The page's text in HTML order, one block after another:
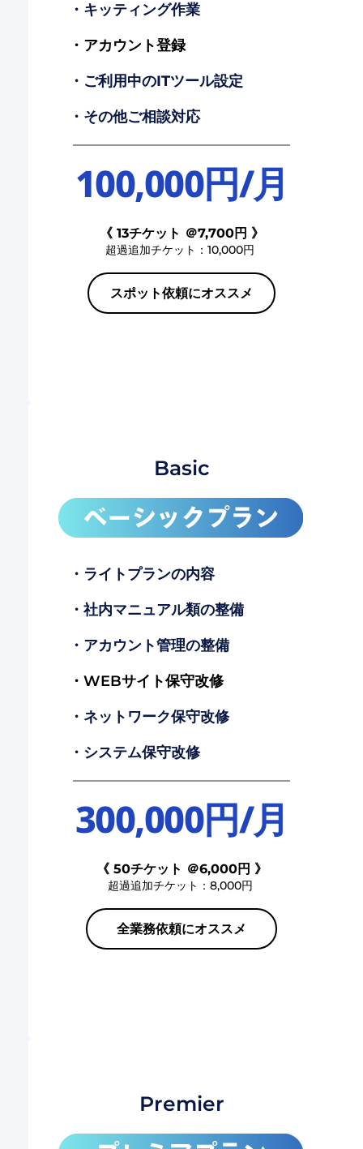
・キッティング作業
・アカウント登録
・ご利用中のITツール設定
・その他ご相談対応
100,000円/月
《 13チケット ＠7,700円 》
超過追加チケット：10,000円
スポット依頼にオススメ
Basic
・ライトプランの内容
・社内マニュアル類の整備
・アカウント管理の整備
・WEBサイト保守改修
・ネットワーク保守改修
・システム保守改修
300,000円/月
《 50チケット ＠6,000円 》
超過追加チケット：8,000円
全業務依頼にオススメ
Premier